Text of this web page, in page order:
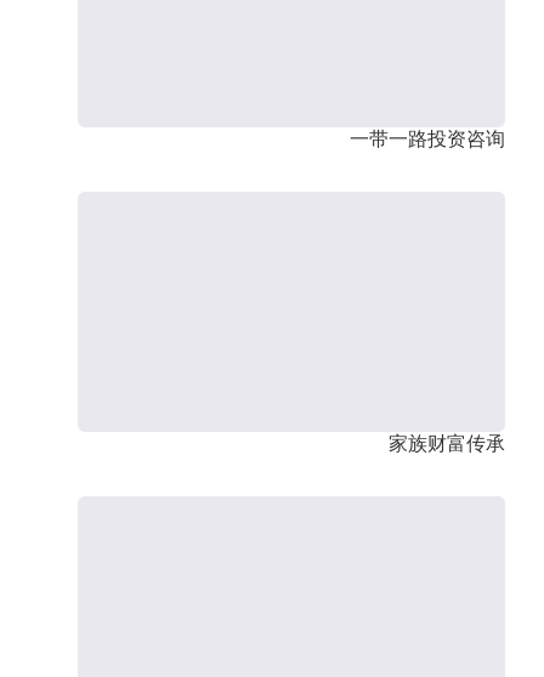
一带一路投资咨询
家族财富传承